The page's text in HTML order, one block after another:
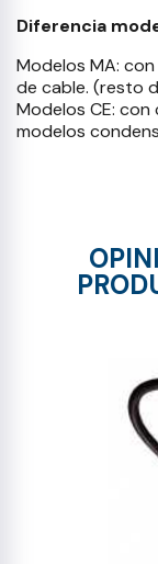
Diferencia
Modelos MA:
de cable. (resto
Modelos CE:
modelos